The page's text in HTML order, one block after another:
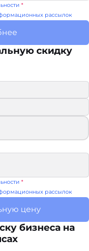
*
рассылок
скидку
*
рассылок
цену
бизнеса на